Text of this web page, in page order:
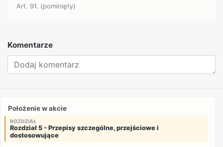
Art. 91. (pominięty)
Komentarze
Położenie w akcie
ROZDZIAŁ
Rozdział 5 - Przepisy szczególne, przejściowe i
dostosowujące